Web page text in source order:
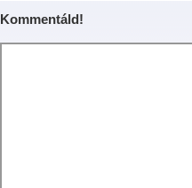
Kommentáld!